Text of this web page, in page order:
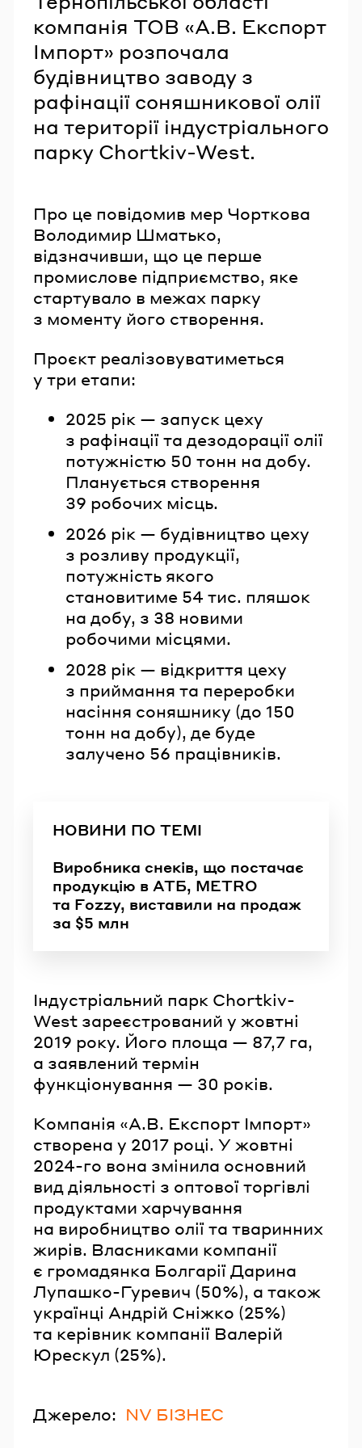
компанія ТОВ «А.В. Експорт
Імпорт» розпочала
будівництво заводу з
рафінації соняшникової олії
на території індустріального
парку Chortkiv-West.
Про це повідомив мер Чорткова
Володимир Шматько,
відзначивши, що це перше
промислове підприємство, яке
стартувало в межах парку
з моменту його створення.
Проєкт реалізовуватиметься
у три етапи:
2025 рік — запуск цеху
з рафінації та дезодорації олії
потужністю 50 тонн на добу.
Планується створення
39 робочих місць.
2026 рік — будівництво цеху
з розливу продукції,
потужність якого
становитиме 54 тис. пляшок
на добу, з 38 новими
робочими місцями.
2028 рік — відкриття цеху
з приймання та переробки
насіння соняшнику (до 150
тонн на добу), де буде
залучено 56 працівників.
НОВИНИ ПО ТЕМІ
Виробника снеків, що постачає
продукцію в АТБ, METRO
та Fozzy, виставили на продаж
за $5 млн
Індустріальний парк Chortkiv-
West зареєстрований у жовтні
2019 року. Його площа — 87,7 га,
а заявлений термін
функціонування — 30 років.
Компанія «А.В. Експорт Імпорт»
створена у 2017 році. У жовтні
2024-го вона змінила основний
вид діяльності з оптової торгівлі
продуктами харчування
на виробництво олії та тваринних
жирів. Власниками компанії
є громадянка Болгарії Дарина
Лупашко-Гуревич (50%), а також
українці Андрій Сніжко (25%)
та керівник компанії Валерій
Юрескул (25%).
Джерело: NV БІЗНЕС